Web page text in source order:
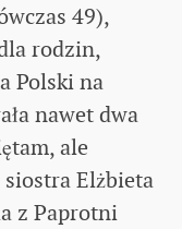
49),
rodzin,
Polski na
nawet dwa
ale
Elżbieta
z Paprotni